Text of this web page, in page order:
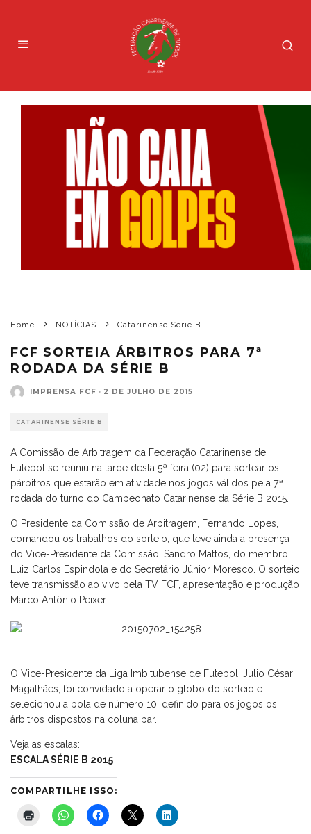
Home NOTÍCIAS Catarinense Série B
FCF SORTEIA ÁRBITROS PARA 7ª
RODADA DA SÉRIE B
IMPRENSA FCF · 2 DE JULHO DE 2015
CATARINENSE SÉRIE B
A Comissão de Arbitragem da Federação Catarinense de
Futebol se reuniu na tarde desta 5ª feira (02) para sortear os
párbitros que estarão em atividade nos jogos válidos pela 7ª
rodada do turno do Campeonato Catarinense da Série B 2015.
O Presidente da Comissão de Arbitragem, Fernando Lopes,
comandou os trabalhos do sorteio, que teve ainda a presença
do Vice-Presidente da Comissão, Sandro Mattos, do membro
Luiz Carlos Espindola e do Secretário Júnior Moresco. O sorteio
teve transmissão ao vivo pela TV FCF, apresentação e produção
Marco Antônio Peixer.
O Vice-Presidente da Liga Imbitubense de Futebol, Julio César
Magalhães, foi convidado a operar o globo do sorteio e
selecionou a bola de número 10, definido para os jogos os
árbitros dispostos na coluna par.
Veja as escalas:
ESCALA SÉRIE B 2015
COMPARTILHE ISSO: